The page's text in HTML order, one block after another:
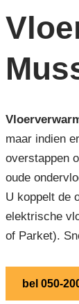
maar indien
overstappen
oude
U koppelt de
elektrische
of Parket).
bel 050-